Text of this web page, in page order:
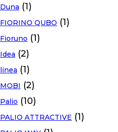
Duna (1)
FIORINO QUBO (1)
Fioruno (1)
Idea (2)
linea (1)
MOBI (2)
Palio (10)
PALIO ATTRACTIVE (1)